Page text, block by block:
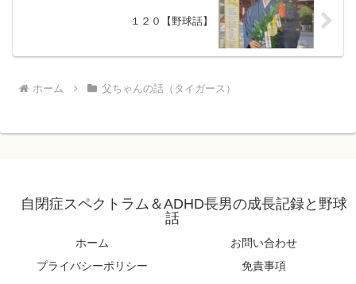
１２０【野球話】
ホーム 父ちゃんの話（タイガース）
自閉症スペクトラム＆ADHD長男の成長記録と野球
話
ホーム
お問い合わせ
プライバシーポリシー
免責事項